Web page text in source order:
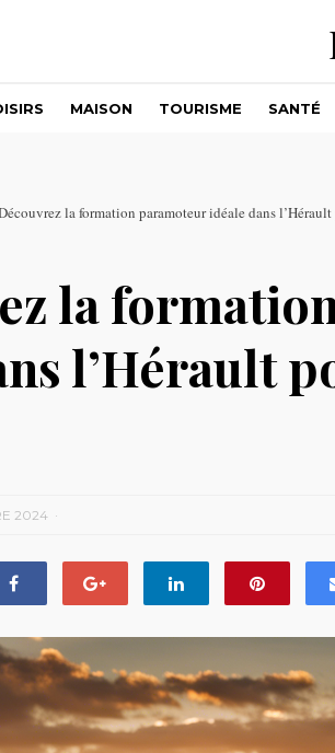
MAISON TOURISME SANTÉ
la formation paramoteur idéale dans
la
l’Hérault
2024